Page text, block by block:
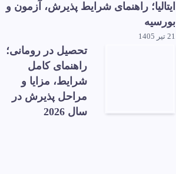
ایتالیا؛ راهنمای شرایط پذیرش، آزمون و
بورسیه
21 تیر 1405
تحصیل در رومانی؛
راهنمای کامل
شرایط، مزایا و
مراحل پذیرش در
سال 2026